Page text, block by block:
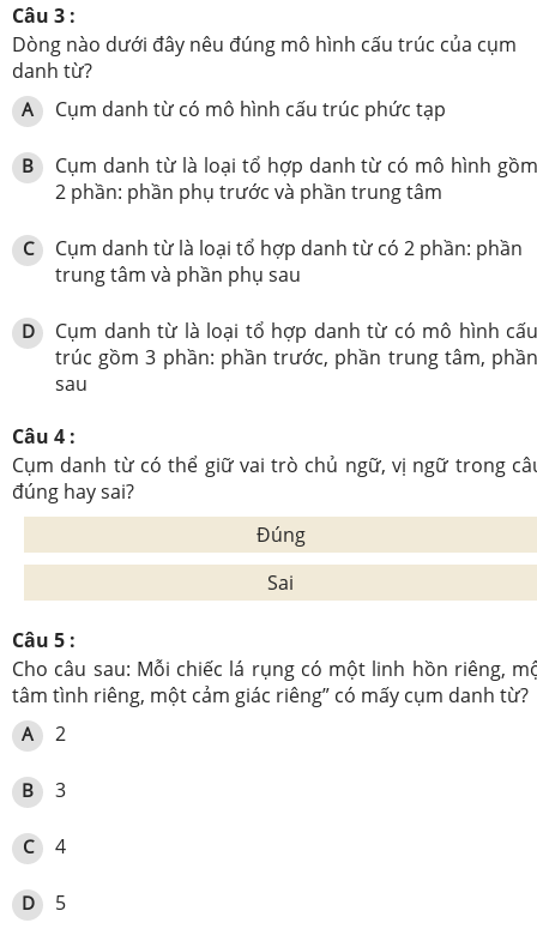
Câu 3 :
Dòng nào dưới đây nêu đúng mô hình cấu trúc của cụm
danh từ?
A Cụm danh từ có mô hình cấu trúc phức tạp
B
Cụm danh từ là loại tổ hợp danh từ có mô hình
2 phần: phần phụ trước và phần trung tâm
C
Cụm danh từ là loại tổ hợp danh từ có 2 phần: phần
trung tâm và phần phụ sau
D
Cụm danh từ là loại tổ hợp danh từ có mô hình
trúc gồm 3 phần: phần trước, phần trung tâm,
sau
Câu 4 :
Cụm danh từ có thể giữ vai trò chủ ngữ, vị ngữ trong
đúng hay sai?
Đúng
Sai
Câu 5 :
Cho câu sau: Mỗi chiếc lá rụng có một linh hồn riêng,
tâm tình riêng, một cảm giác riêng” có mấy cụm danh từ?
A 2
B 3
C 4
D
5